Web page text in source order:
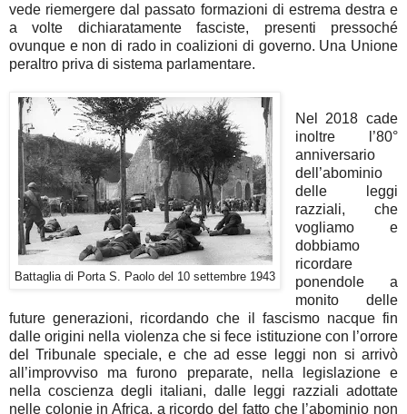
vede riemergere dal passato formazioni di estrema destra e
a volte dichiaratamente fasciste, presenti pressoché
ovunque e non di rado in coalizioni di governo. Una Unione
peraltro priva di sistema parlamentare.
Battaglia di Porta S. Paolo del 10 settembre 1943
Nel 2018 cade
inoltre l’80°
anniversario
dell’abominio
delle leggi
razziali, che
vogliamo e
dobbiamo
ricordare
ponendole a
monito delle
future generazioni, ricordando che il fascismo nacque fin
dalle origini nella violenza che si fece istituzione con l’orrore
del Tribunale speciale, e che ad esse leggi non si arrivò
all’improvviso ma furono preparate, nella legislazione e
nella coscienza degli italiani, dalle leggi razziali adottate
nelle colonie in Africa, a ricordo del fatto che l’abominio non